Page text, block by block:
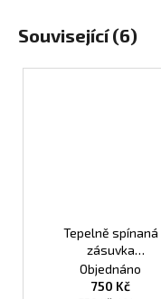
Související (6)
Tepelně spínaná
zásuvka
programovatelná
Objednáno
750 Kč